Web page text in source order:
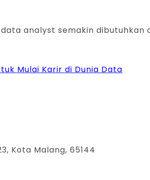
analyst semakin
Mulai Karir di Dunia Data
Kota Malang, 65144